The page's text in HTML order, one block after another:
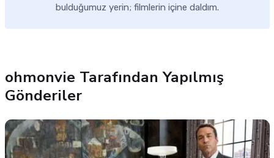
bulduğumuz yerin; filmlerin içine daldım.
ohmonvie Tarafından Yapılmış
Gönderiler